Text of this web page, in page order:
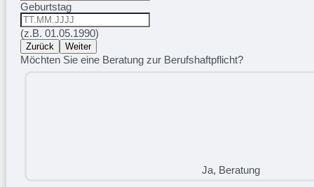
Geburtstag
(z.B. 01.05.1990)
Zurück Weiter
Möchten Sie eine Beratung zur Berufshaftpflicht?
Ja, Beratung